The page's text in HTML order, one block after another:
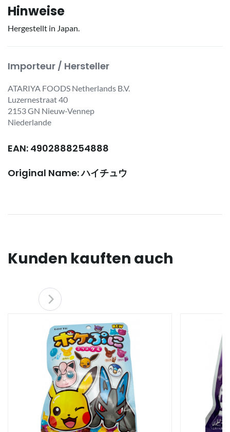
Hinweise
Hergestellt in Japan.
Importeur / Hersteller
ATARIYA FOODS Netherlands B.V.
Luzernestraat 40
2153 GN Nieuw-Vennep
Niederlande
EAN: 4902888254888
Original Name: ハイチュウ
Kunden kauften auch